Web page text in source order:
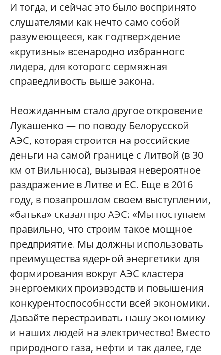
И тогда, и сейчас это было воспринято
слушателями как нечто само собой
разумеющееся, как подтверждение
«крутизны» всенародно избранного
лидера, для которого сермяжная
справедливость выше закона.
Неожиданным стало другое откровение
Лукашенко — по поводу Белорусской
АЭС, которая строится на российские
деньги на самой границе с Литвой (в 30
км от Вильнюса), вызывая невероятное
раздражение в Литве и ЕС. Еще в 2016
году, в позапрошлом своем выступлении,
«батька» сказал про АЭС: «Мы поступаем
правильно, что строим такое мощное
предприятие. Мы должны использовать
преимущества ядерной энергетики для
формирования вокруг АЭС кластера
энергоемких производств и повышения
конкурентоспособности всей экономики.
Давайте перестраивать нашу экономику
и наших людей на электричество! Вместо
природного газа, нефти и так далее, где